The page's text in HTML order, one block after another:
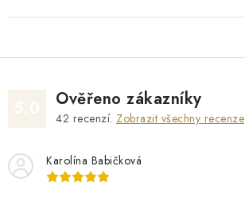
Ověřeno zákazníky
42 recenzí. Zobrazit všechny recenze
Karolína Babičková